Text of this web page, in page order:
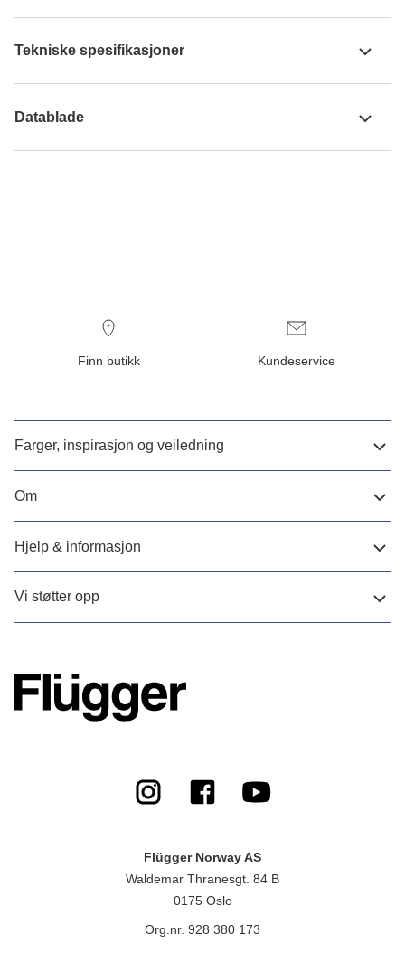
Tekniske spesifikasjoner
Datablade
Finn butikk Kundeservice
Farger, inspirasjon og veiledning
Om
Hjelp & informasjon
Vi støtter opp
Flügger Norway AS
Waldemar Thranesgt. 84 B
0175 Oslo
Org.nr. 928 380 173